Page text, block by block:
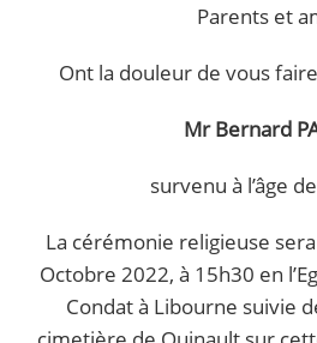
Parents et
Ont la douleur de vous
Mr Bernard
survenu à l’âge
La cérémonie religieuse
Octobre 2022, à 15h30 en
Condat à Libourne suivie